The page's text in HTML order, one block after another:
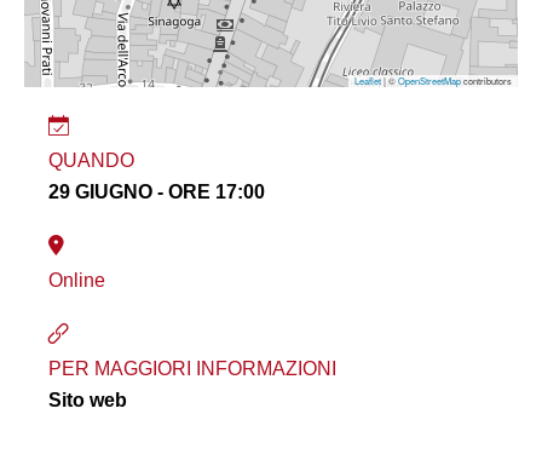
Leaflet| ©OpenStreetMapcontributors
QUANDO
29 GIUGNO - ORE 17:00
Online
PER MAGGIORI INFORMAZIONI
Sito web